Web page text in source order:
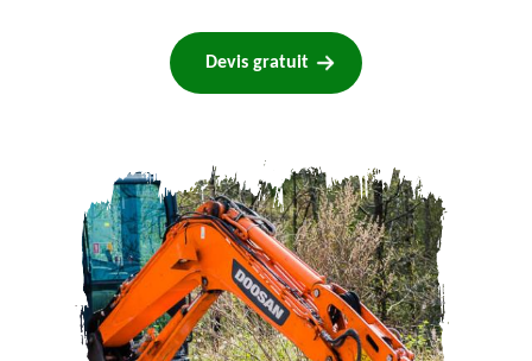
Devis gratuit